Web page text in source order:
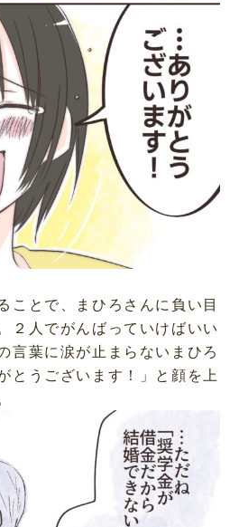
ことで、まひろさんに負い目
２人でがんばっていけばいい
言葉に涙が止まらないまひろ
とうございます！」と顔を上